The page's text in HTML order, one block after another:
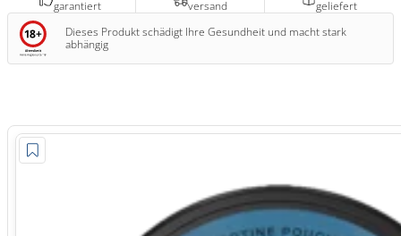
garantiert
versand
geliefert
Dieses Produkt schädigt Ihre Gesundheit und macht stark
abhängig